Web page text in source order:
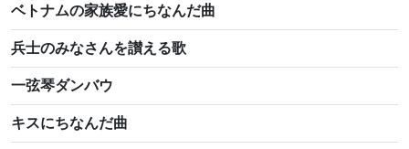
ベトナムの家族愛にちなんだ曲
兵士のみなさんを讃える歌
一弦琴ダンバウ
キスにちなんだ曲